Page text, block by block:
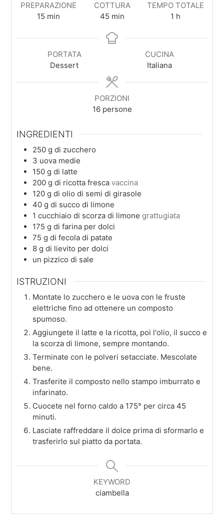
PREPARAZIONE
15minuti
min
COTTURA
45minuti
min
TEMPO TOTALE
1 ora
h
PORTATA
Dessert
CUCINA
Italiana
PORZIONI
16 persone
INGREDIENTI
250 g di zucchero
3 uova medie
150 g di latte
200 g di ricotta fresca vaccina
120 g di olio di semi di girasole
40 g di succo di limone
1 cucchiaio di scorza di limone grattugiata
175 g di farina per dolci
75 g di fecola di patate
8 g di lievito per dolci
un pizzico di sale
ISTRUZIONI
Montate lo zucchero e le uova con le fruste
elettriche fino ad ottenere un composto
spumoso.
Aggiungete il latte e la ricotta, poi l'olio, il succo e
la scorza di limone, sempre montando.
Terminate con le polveri setacciate. Mescolate
bene.
Trasferite il composto nello stampo imburrato e
infarinato.
Cuocete nel forno caldo a 175° per circa 45
minuti.
Lasciate raffreddare il dolce prima di sformarlo e
trasferirlo sul piatto da portata.
KEYWORD
ciambella